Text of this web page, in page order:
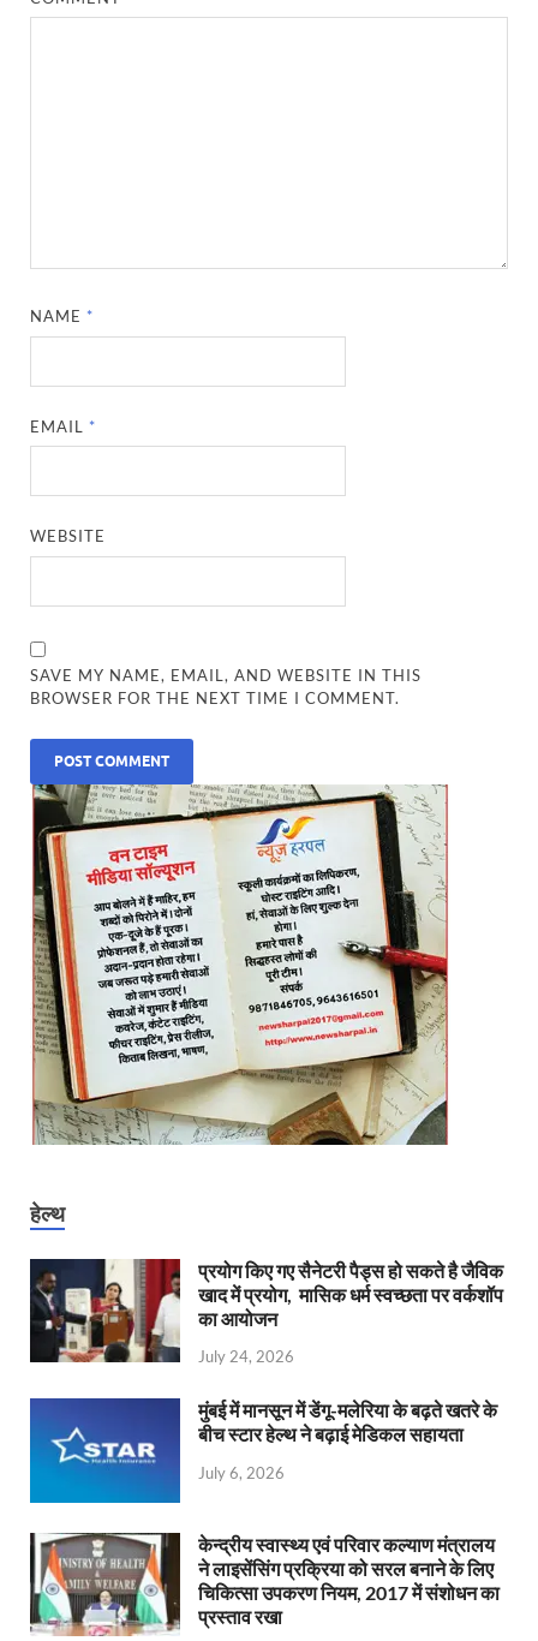
NAME *
EMAIL *
WEBSITE
SAVE MY NAME, EMAIL, AND WEBSITE IN THIS
BROWSER FOR THE NEXT TIME I COMMENT.
हेल्थ
प्रयोग किए गए सैनेटरी पैड्स हो सकते है जैविक
खाद में प्रयोग, मासिक धर्म स्वच्छता पर वर्कशॉप
का आयोजन
July 24, 2026
मुंबई में मानसून में डेंगू-मलेरिया के बढ़ते खतरे के
बीच स्टार हेल्थ ने बढ़ाई मेडिकल सहायता
July 6, 2026
केन्‍द्रीय स्वास्थ्य एवं परिवार कल्याण मंत्रालय
ने लाइसेंसिंग प्रक्रिया को सरल बनाने के लिए
चिकित्सा उपकरण नियम, 2017 में संशोधन का
प्रस्ताव रखा